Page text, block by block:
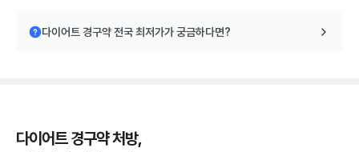
다이어트 경구약 전국 최저가가 궁금하다면?
다이어트 경구약 처방,